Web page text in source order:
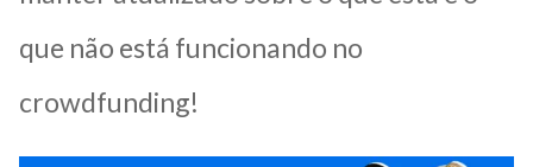
que não está funcionando no
crowdfunding!